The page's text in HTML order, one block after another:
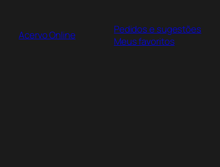
Acervo Online
Pedidos e sugestões
Meus favoritos